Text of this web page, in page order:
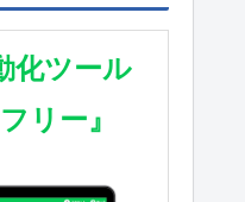
化ツール
リー』